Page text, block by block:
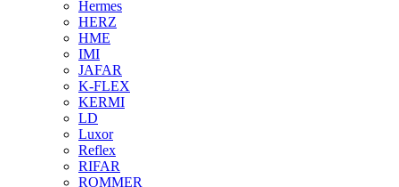
Hermes
HERZ
HME
IMI
JAFAR
K-FLEX
KERMI
LD
Luxor
Reflex
RIFAR
ROMMER